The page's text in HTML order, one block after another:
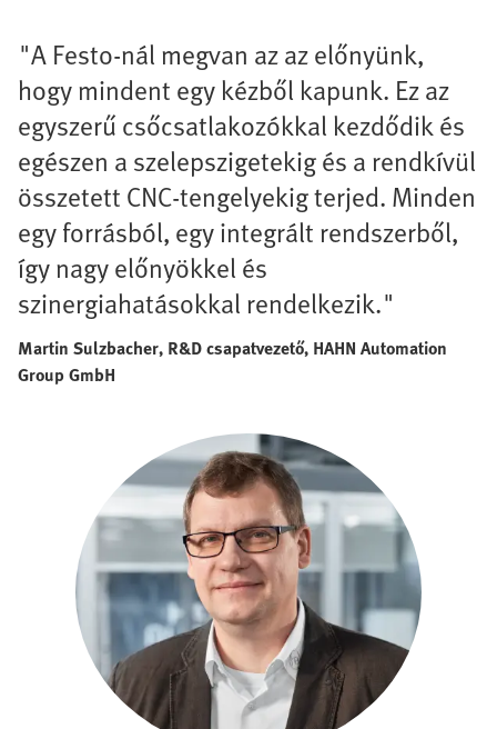
"A Festo-nál megvan az az előnyünk,
hogy mindent egy kézből kapunk. Ez az
egyszerű csőcsatlakozókkal kezdődik és
egészen a szelepszigetekig és a rendkívül
összetett CNC-tengelyekig terjed. Minden
egy forrásból, egy integrált rendszerből,
így nagy előnyökkel és
szinergiahatásokkal rendelkezik."
Martin Sulzbacher, R&D csapatvezető, HAHN Automation
Group GmbH